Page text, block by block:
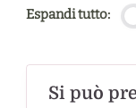
Espandi tutto:
Si può